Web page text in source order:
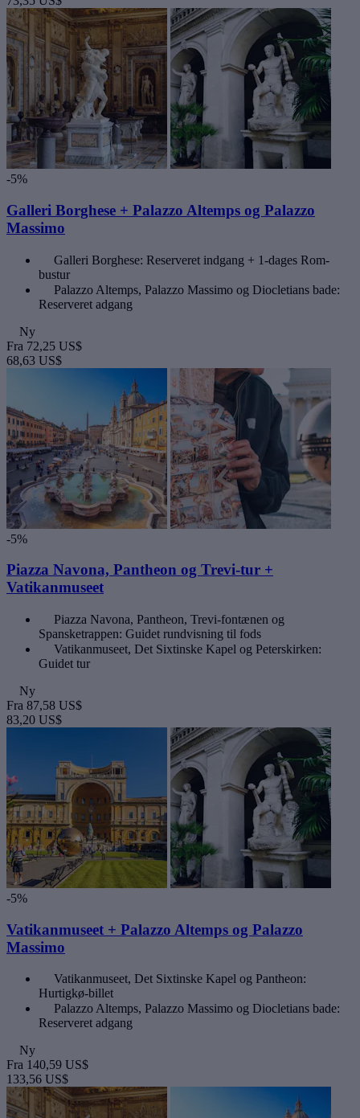
-5%
Galleri Borghese + Palazzo Altemps og Palazzo
Massimo
Galleri Borghese: Reserveret indgang + 1-dages Rom-
bustur
Palazzo Altemps, Palazzo Massimo og Diocletians bade:
Reserveret adgang
Ny
Fra 72,25 US$
68,63 US$
-5%
Piazza Navona, Pantheon og Trevi-tur +
Vatikanmuseet
Piazza Navona, Pantheon, Trevi-fontænen og
Spansketrappen: Guidet rundvisning til fods
Vatikanmuseet, Det Sixtinske Kapel og Peterskirken:
Guidet tur
Ny
Fra 87,58 US$
83,20 US$
-5%
Vatikanmuseet + Palazzo Altemps og Palazzo
Massimo
Vatikanmuseet, Det Sixtinske Kapel og Pantheon:
Hurtigkø-billet
Palazzo Altemps, Palazzo Massimo og Diocletians bade:
Reserveret adgang
Ny
Fra 140,59 US$
133,56 US$